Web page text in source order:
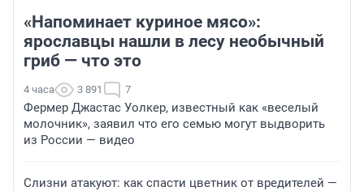
«Напоминает куриное мясо»:
ярославцы нашли в лесу необычный
гриб — что это
4 часа 3 891 7
Фермер Джастас Уолкер, известный как «веселый
молочник», заявил что его семью могут выдворить
из России — видео
Слизни атакуют: как спасти цветник от вредителей —